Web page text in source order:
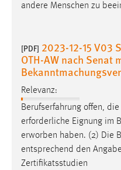
andere Menschen zu
[PDF] 2023-12-15 V03
OTH-AW nach Senat
Relevanz:
Berufserfahrung offen,
erforderliche Eignung im
erworben haben. (2) Die
entsprechend den
Zertifikatsstudien